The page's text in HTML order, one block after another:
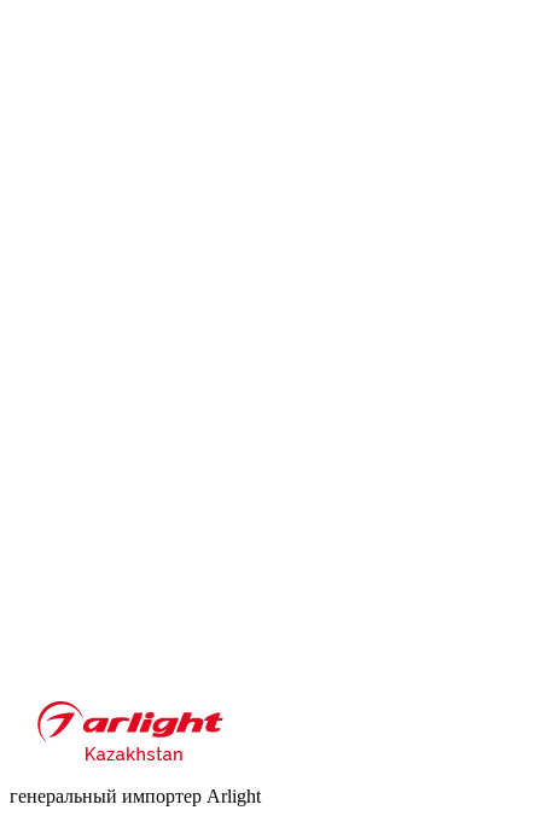
генеральный импортер Arlight